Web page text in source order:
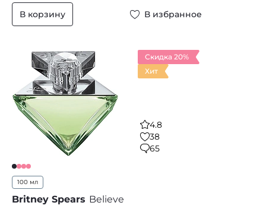
В корзину В избранное
Скидка 20%
Хит
4.8
38
65
100 мл
Britney Spears Believe